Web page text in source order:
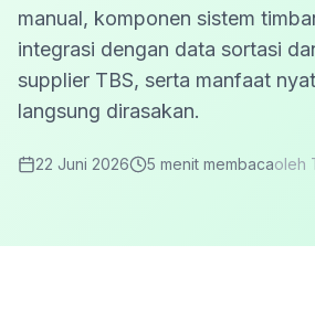
manual, komponen sistem
integrasi dengan data sortasi
supplier TBS, serta manfaat
langsung dirasakan.
22 Juni 2026 5 menit membacaoleh